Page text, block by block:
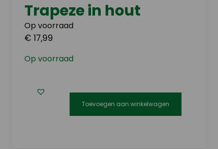
Trapeze in hout
Op voorraad
€ 17,99
Op voorraad
Toevoegen aan winkelwagen